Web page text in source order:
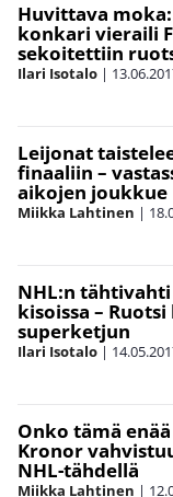
Huvittava
konkari vieraili
sekoitettiin
Ilari Isotalo |
Leijonat
finaaliin –
aikojen joukkue
Miikka Lahtinen |
NHL:n
kisoissa –
superketjun
Ilari Isotalo |
Onko tämä
Kronor
NHL-tähdellä
Miikka Lahtinen |